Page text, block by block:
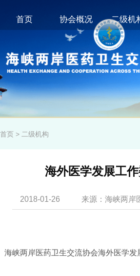
首页 协会概况 二级机
首页 > 二级机构
海外医学发展工
2018-01-26 来源：海峡两岸
海峡两岸医药卫生交流协会海外医学发